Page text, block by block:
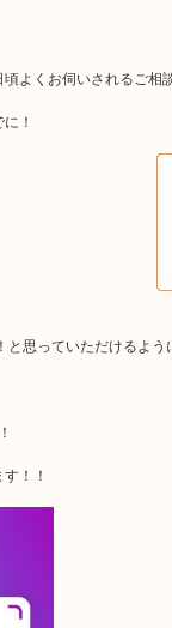
よくお伺いされるご相
！
思っていただけるよ
！！